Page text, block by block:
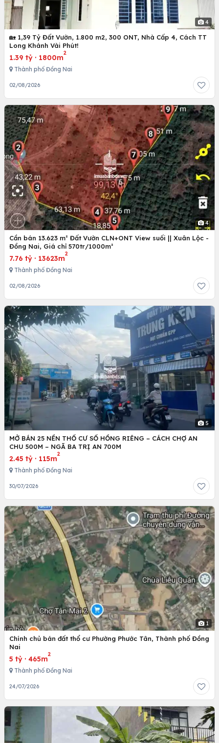
4
🏡 1,39 Tỷ Đất Vườn, 1.800 m2, 300 ONT, Nhà Cấp 4, Cách TT
Long Khánh Vài Phút!
1.39 tỷ · 1800m
2
Thành phố Đồng Nai
02/08/2026
4
Cần bán 13.623 m² Đất Vườn CLN+ONT View suối || Xuân Lộc -
Đồng Nai, Giá chỉ 570tr/1000m²
7.76 tỷ · 13623m
2
Thành phố Đồng Nai
02/08/2026
5
MỞ BÁN 25 NỀN THỔ CƯ SỔ HỒNG RIÊNG – CÁCH CHỢ AN
CHU 500M – NGÃ BA TRỊ AN 700M
2.45 tỷ · 115m
2
Thành phố Đồng Nai
30/07/2026
1
Chính chủ bán đất thổ cư Phường Phước Tân, Thành phố Đồng
Nai
5 tỷ · 465m
2
Thành phố Đồng Nai
24/07/2026